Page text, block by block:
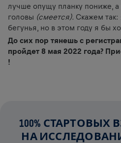
лучше опущу планку пониже,
головы (смеется). Скажем
бегунья, но в этом году я бы
До сих пор тянешь с
пройдет 8 мая 2022 года?
!
100%
НА